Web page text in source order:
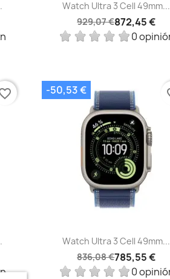

Watch Ultra 3 Cell 49mm...
929,07 €872,45 €
0
 Vista rápida
Watch Ultra 3 Cell 49mm...
836,08 €785,55 €
0
-50,53 €